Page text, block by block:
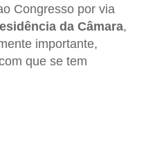
Congresso por via
da Câmara,
importante,
que se tem